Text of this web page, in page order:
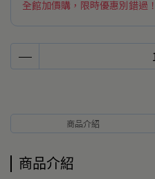
全館加價購，限時優惠別錯過！
商品介紹
商品介紹